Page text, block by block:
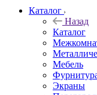
Каталог
Назад
Каталог
Мебель
Экраны